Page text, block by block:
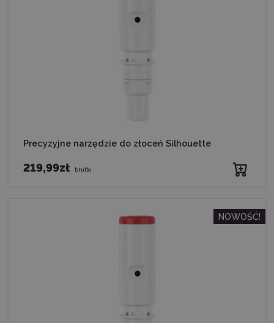
Precyzyjne narzędzie do złoceń Silhouette
219,99zł brutto
NOWOŚĆ!